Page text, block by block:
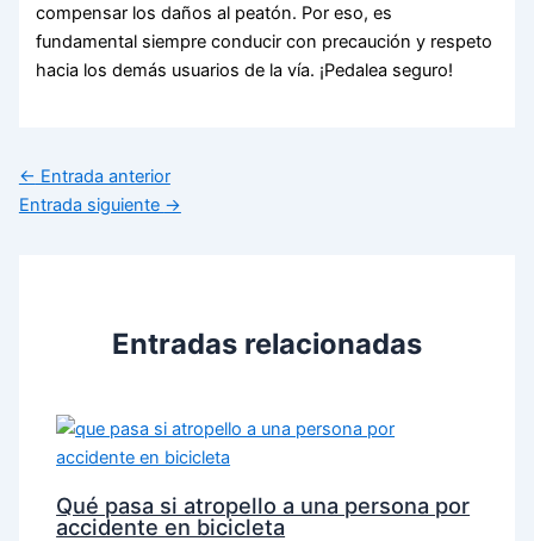
compensar los daños al peatón. Por eso, es
fundamental siempre conducir con precaución y respeto
hacia los demás usuarios de la vía. ¡Pedalea seguro!
← Entrada anterior
Entrada siguiente →
Entradas relacionadas
Qué pasa si atropello a una persona por
accidente en bicicleta